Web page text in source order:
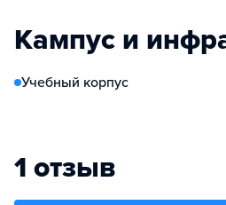
Кампус и
Учебный корпус
1 отзыв